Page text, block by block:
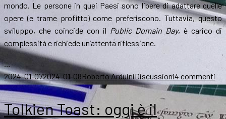
mondo. Le persone in quei Paesi sono libere di adattare quelle
opere (e trarne profitto) come preferiscono. Tuttavia, questo
sviluppo, che coincide con il Public Domain Day, è carico di
complessità e richiede un’attenta riflessione.
…
Scritto
il
2024-01-072024-01-08Autore
Roberto ArduiniCategorie
Discussioni4 commenti
Tolkien Toast: oggi è il